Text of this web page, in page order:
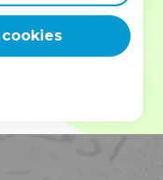
un ministère, une
expérience est faite